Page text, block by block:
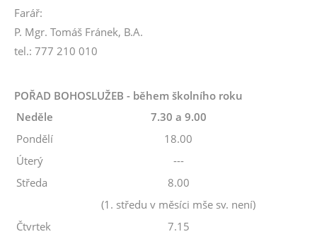
Farář:
P. Mgr. Tomáš Fránek, B.A.
tel.: 777 210 010
POŘAD BOHOSLUŽEB - během školního roku
Neděle
7.30 a 9.00
Pondělí
18.00
Úterý
---
Středa
8.00
(1. středu v měsíci mše sv. není)
Čtvrtek
7.15